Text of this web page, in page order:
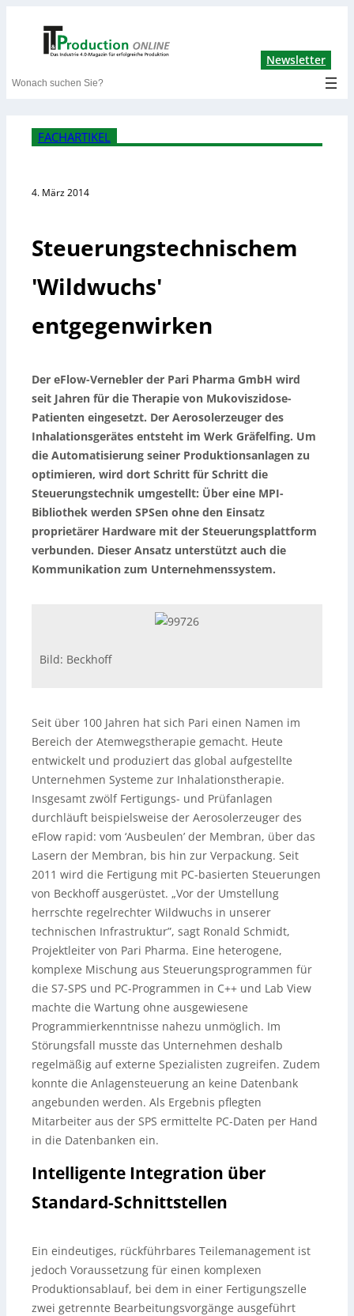
Newsletter
Search
FACHARTIKEL
4. März 2014
Steuerungstechnischem
'Wildwuchs'
entgegenwirken
Der eFlow-Vernebler der Pari Pharma GmbH wird
seit Jahren für die Therapie von Mukoviszidose-
Patienten eingesetzt. Der Aerosolerzeuger des
Inhalationsgerätes entsteht im Werk Gräfelfing. Um
die Automatisierung seiner Produktionsanlagen zu
optimieren, wird dort Schritt für Schritt die
Steuerungstechnik umgestellt: Über eine MPI-
Bibliothek werden SPSen ohne den Einsatz
proprietärer Hardware mit der Steuerungsplattform
verbunden. Dieser Ansatz unterstützt auch die
Kommunikation zum Unternehmenssystem.
Bild: Beckhoff
Seit über 100 Jahren hat sich Pari einen Namen im
Bereich der Atemwegstherapie gemacht. Heute
entwickelt und produziert das global aufgestellte
Unternehmen Systeme zur Inhalationstherapie.
Insgesamt zwölf Fertigungs- und Prüfanlagen
durchläuft beispielsweise der Aerosolerzeuger des
eFlow rapid: vom ‘Ausbeulen’ der Membran, über das
Lasern der Membran, bis hin zur Verpackung. Seit
2011 wird die Fertigung mit PC-basierten Steuerungen
von Beckhoff ausgerüstet. „Vor der Umstellung
herrschte regelrechter Wildwuchs in unserer
technischen Infrastruktur”, sagt Ronald Schmidt,
Projektleiter von Pari Pharma. Eine heterogene,
komplexe Mischung aus Steuerungsprogrammen für
die S7-SPS und PC-Programmen in C++ und Lab View
machte die Wartung ohne ausgewiesene
Programmierkenntnisse nahezu unmöglich. Im
Störungsfall musste das Unternehmen deshalb
regelmäßig auf externe Spezialisten zugreifen. Zudem
konnte die Anlagensteuerung an keine Datenbank
angebunden werden. Als Ergebnis pflegten
Mitarbeiter aus der SPS ermittelte PC-Daten per Hand
in die Datenbanken ein.
Intelligente Integration über
Standard-Schnittstellen
Ein eindeutiges, rückführbares Teilemanagement ist
jedoch Voraussetzung für einen komplexen
Produktionsablauf, bei dem in einer Fertigungszelle
zwei getrennte Bearbeitungsvorgänge ausgeführt